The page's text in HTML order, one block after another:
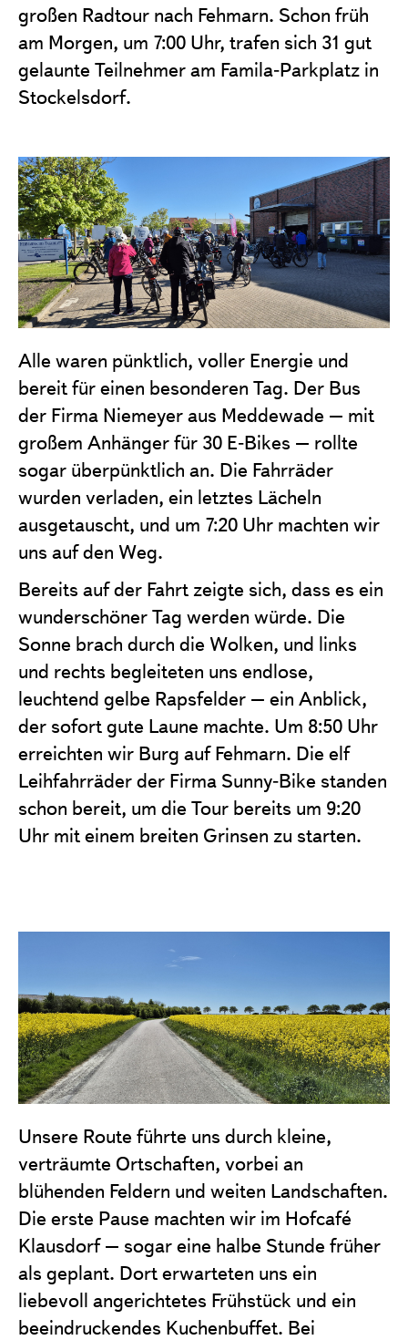
großen Radtour nach Fehmarn. Schon früh
am Morgen, um 7:00 Uhr, trafen sich 31 gut
gelaunte Teilnehmer am Famila‑Parkplatz in
Stockelsdorf.
Alle waren pünktlich, voller Energie und
bereit für einen besonderen Tag. Der Bus
der Firma Niemeyer aus Meddewade – mit
großem Anhänger für 30 E‑Bikes – rollte
sogar überpünktlich an. Die Fahrräder
wurden verladen, ein letztes Lächeln
ausgetauscht, und um 7:20 Uhr machten wir
uns auf den Weg.
Bereits auf der Fahrt zeigte sich, dass es ein
wunderschöner Tag werden würde. Die
Sonne brach durch die Wolken, und links
und rechts begleiteten uns endlose,
leuchtend gelbe Rapsfelder – ein Anblick,
der sofort gute Laune machte. Um 8:50 Uhr
erreichten wir Burg auf Fehmarn. Die elf
Leihfahrräder der Firma Sunny‑Bike standen
schon bereit, um die Tour bereits um 9:20
Uhr mit einem breiten Grinsen zu starten.
Unsere Route führte uns durch kleine,
verträumte Ortschaften, vorbei an
blühenden Feldern und weiten Landschaften.
Die erste Pause machten wir im Hofcafé
Klausdorf – sogar eine halbe Stunde früher
als geplant. Dort erwarteten uns ein
liebevoll angerichtetes Frühstück und ein
beeindruckendes Kuchenbuffet. Bei